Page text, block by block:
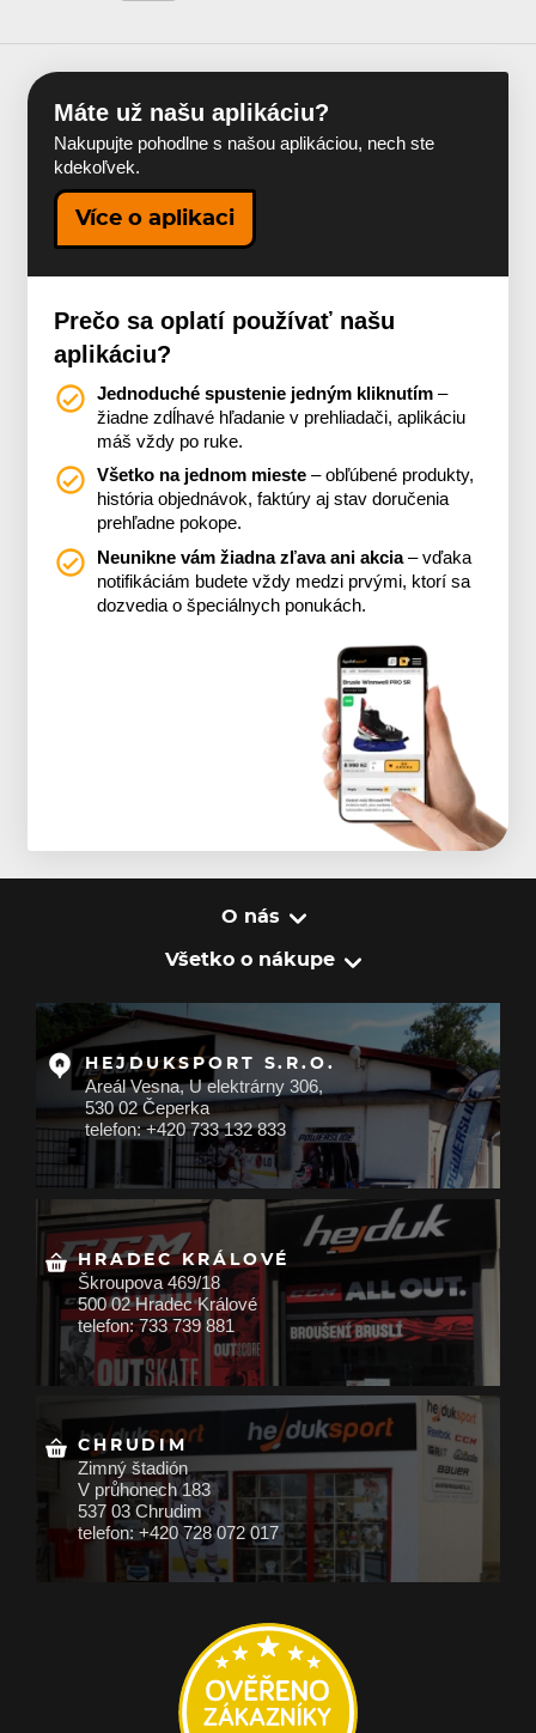
Máte už našu aplikáciu?
Nakupujte pohodlne s našou aplikáciou, nech ste
kdekoľvek.
Více o aplikaci
Prečo sa oplatí používať našu
aplikáciu?
Jednoduché spustenie jedným kliknutím –
žiadne zdĺhavé hľadanie v prehliadači, aplikáciu
máš vždy po ruke.
Všetko na jednom mieste – obľúbené produkty,
história objednávok, faktúry aj stav doručenia
prehľadne pokope.
Neunikne vám žiadna zľava ani akcia– vďaka
notifikáciám budete vždy medzi prvými, ktorí sa
dozvedia o špeciálnych ponukách.
O nás
Všetko o nákupe
HEJDUKSPORT S.R.O.
Areál Vesna, U elektrárny 306,
530 02 Čeperka
telefon: +420 733 132 833
HRADEC KRÁLOVÉ
Škroupova 469/18
500 02 Hradec Králové
telefon: 733 739 881
CHRUDIM
Zimný štadión
V průhonech 183
537 03 Chrudim
telefon: +420 728 072 017